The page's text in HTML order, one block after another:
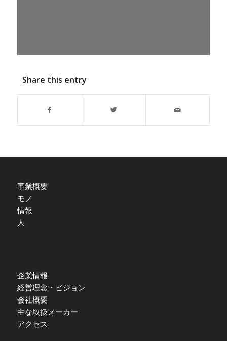
Share this entry
事業概要
モノ
情報
人
企業情報
経営理念・ビジョン
会社概要
主な取扱メーカー
アクセス